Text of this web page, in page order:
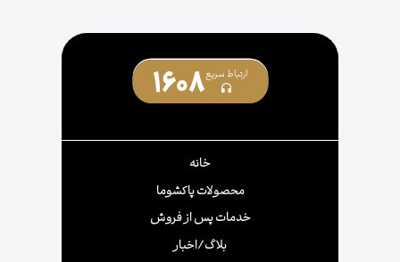
ارتباط سریع1608
خانه
محصولات پاکشوما
خدمات پس از فروش
بلاگ/اخبار